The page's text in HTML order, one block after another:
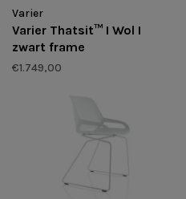
Varier
Varier Thatsit™ I Wol I
zwart frame
€1.749,00